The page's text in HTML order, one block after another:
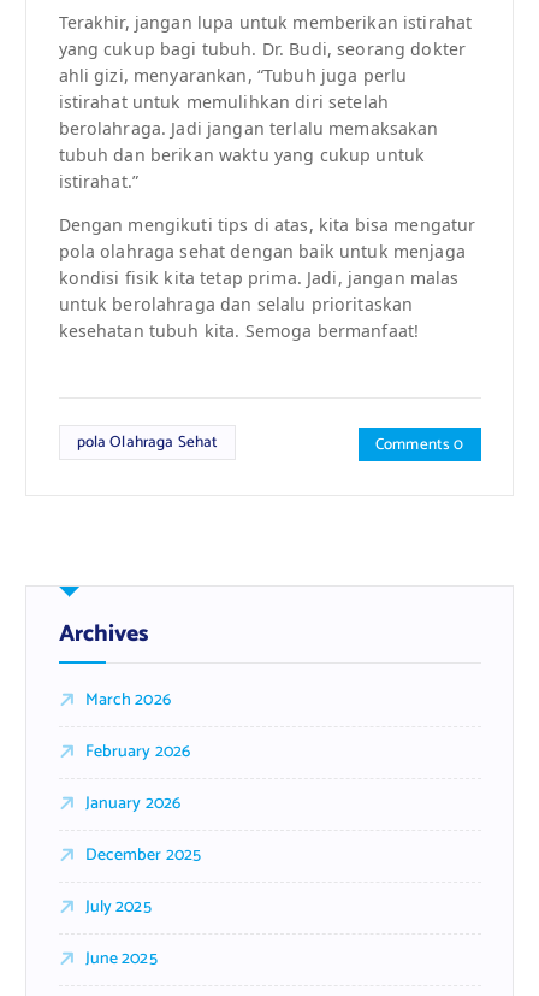
Terakhir, jangan lupa untuk memberikan istirahat
yang cukup bagi tubuh. Dr. Budi, seorang dokter
ahli gizi, menyarankan, “Tubuh juga perlu
istirahat untuk memulihkan diri setelah
berolahraga. Jadi jangan terlalu memaksakan
tubuh dan berikan waktu yang cukup untuk
istirahat.”
Dengan mengikuti tips di atas, kita bisa mengatur
pola olahraga sehat dengan baik untuk menjaga
kondisi fisik kita tetap prima. Jadi, jangan malas
untuk berolahraga dan selalu prioritaskan
kesehatan tubuh kita. Semoga bermanfaat!
pola Olahraga Sehat Comments 0
Archives
March 2026
February 2026
January 2026
December 2025
July 2025
June 2025